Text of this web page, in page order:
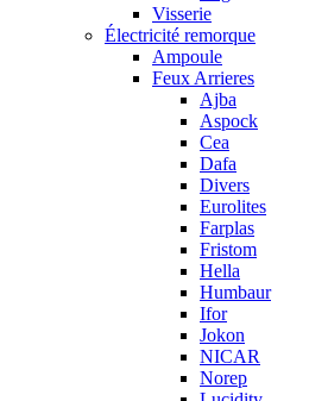
Visserie
Électricité remorque
Ampoule
Feux Arrieres
Ajba
Aspock
Cea
Dafa
Divers
Eurolites
Farplas
Fristom
Hella
Humbaur
Ifor
Jokon
NICAR
Norep